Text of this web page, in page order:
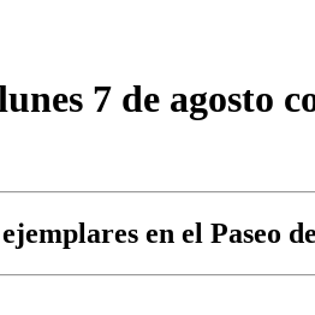
7 de agosto
en el Paseo